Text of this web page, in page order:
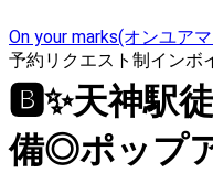
On your marks(オンユア
予約リクエスト制インボ
🅱️✨天神駅
備◎ポップ